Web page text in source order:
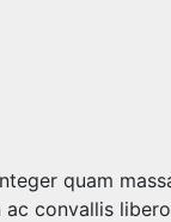
quam
convallis